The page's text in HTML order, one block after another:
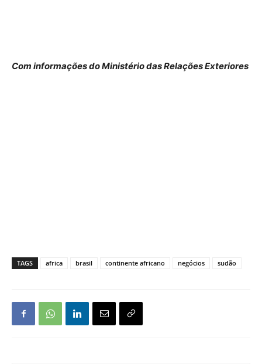
Com informações do Ministério das Relações Exteriores
TAGS africa brasil continente africano negócios sudão